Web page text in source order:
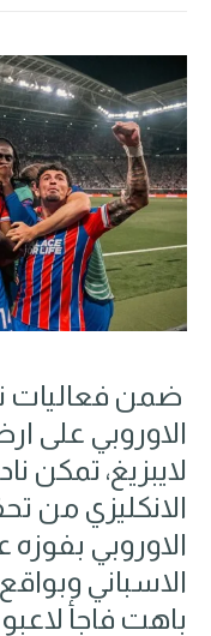
ضمن فعاليات
الاوروبي​ على
لايبزيغ، تمكن
الانكليزي من
الاوروبي بفوزه
باهت فاجأ